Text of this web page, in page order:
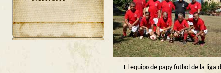
El equipo de papy futbol de la liga